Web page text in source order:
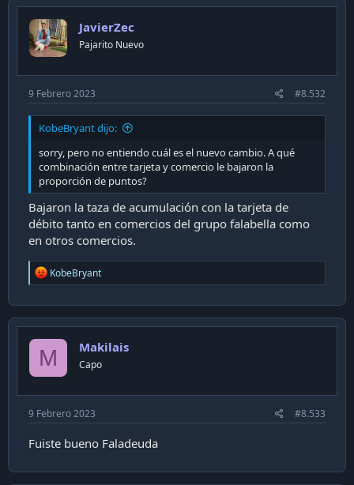
JavierZec
Pajarito Nuevo
9 Febrero 2023 #8.532
KobeBryant dijo:
sorry, pero no entiendo cuál es el nuevo cambio. A qué
combinación entre tarjeta y comercio le bajaron la
proporción de puntos?
Bajaron la taza de acumulación con la tarjeta de
débito tanto en comercios del grupo falabella como
en otros comercios.
R
e
c
t
o
n
KobeBryant
M Makilais
Capo
9 Febrero 2023 #8.533
Fuiste bueno Faladeuda